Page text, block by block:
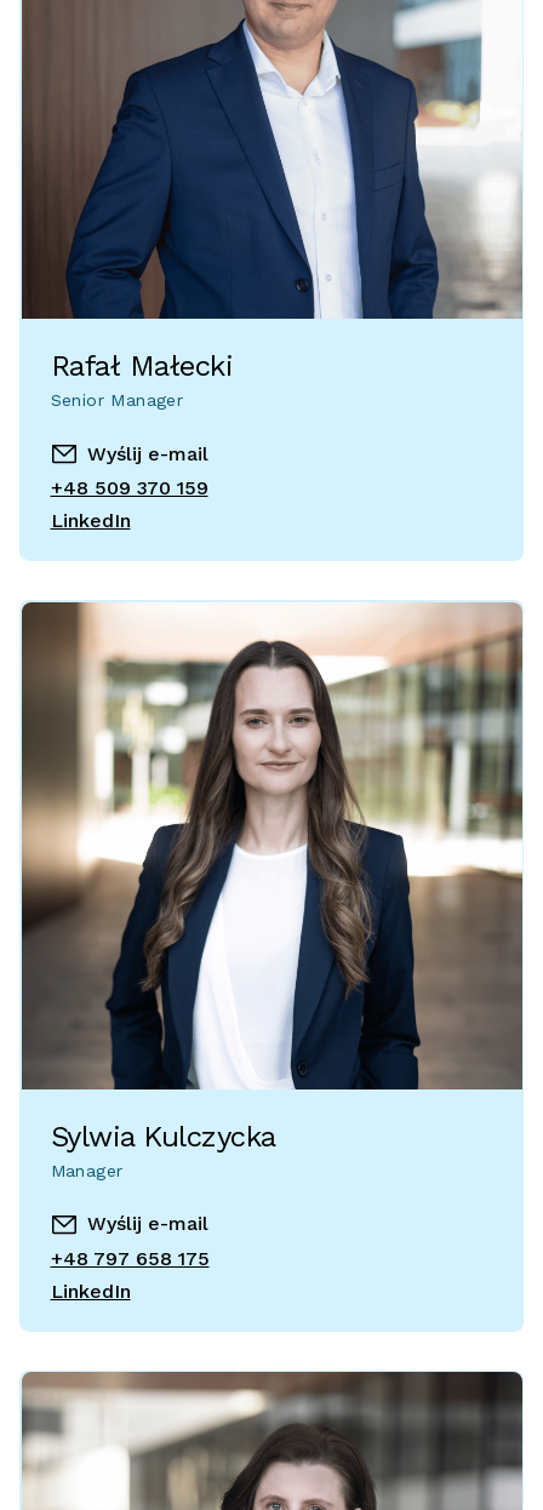
Rafał Małecki
Senior Manager
Wyślij e-mail
+48 509 370 159
LinkedIn
Sylwia Kulczycka
Manager
Wyślij e-mail
+48 797 658 175
LinkedIn